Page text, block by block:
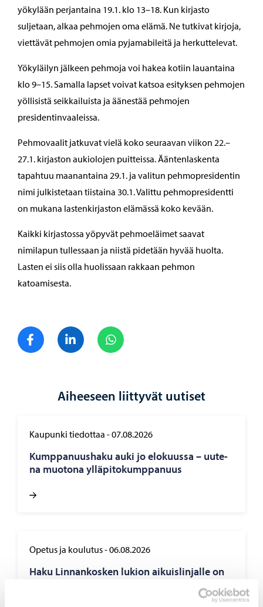
yökylään perjantaina 19.1. klo 13–18. Kun kirjasto
suljetaan, alkaa pehmojen oma elämä. Ne tutkivat kirjoja,
viettävät pehmojen omia pyjamabileitä ja herkuttelevat.
Yökyläilyn jälkeen pehmoja voi hakea kotiin lauantaina
klo 9–15. Samalla lapset voivat katsoa esityksen pehmojen
yöllisistä seikkailuista ja äänestää pehmojen
presidentinvaaleissa.
Pehmovaalit jatkuvat vielä koko seuraavan viikon 22.–
27.1. kirjaston aukiolojen puitteissa. Ääntenlaskenta
tapahtuu maanantaina 29.1. ja valitun pehmopresidentin
nimi julkistetaan tiistaina 30.1. Valittu pehmopresidentti
on mukana lastenkirjaston elämässä koko kevään.
Kaikki kirjastossa yöpyvät pehmoeläimet saavat
nimilapun tullessaan ja niistä pidetään hyvää huolta.
Lasten ei siis olla huolissaan rakkaan pehmon
katoamisesta.
Jaa FacebookJaa LinkedIn
Aiheeseen liittyvät uutiset
Kaupunki tiedottaa -07.08.2026
Kump­pa­nuus­ha­ku auki jo elo­kuus­sa – uu­te­
na muo­to­na yl­lä­pi­to­kump­pa­nuus
Opetus ja koulutus-06.08.2026
Haku Lin­nan­kos­ken lu­kion ai­kuis­lin­jal­le on